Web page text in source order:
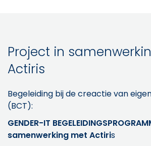
Project in
Actiris
Begeleiding bij de creactie van
(BCT):
GENDER-IT
samenwerking met Actiris